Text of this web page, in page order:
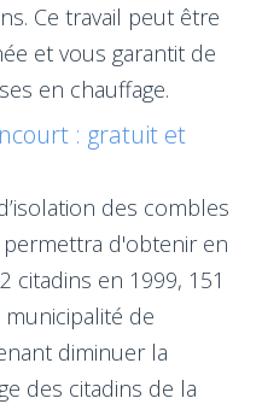
Ce travail peut être
et vous garantit de
en chauffage.
: gratuit et
des combles
d'obtenir en
citadins en 1999, 151
de
diminuer la
des citadins de la